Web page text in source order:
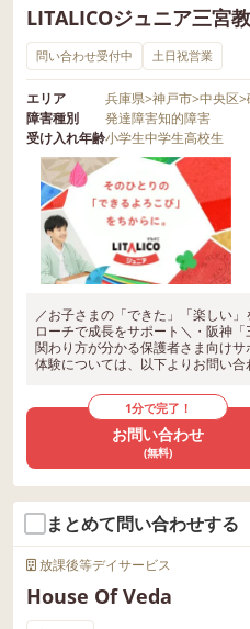
LITALICOジュニア三宮
問い合わせ受付中 土日祝営業
エリア 兵庫県>神戸市>中央区>
障害種別
発達障害知的障害
受け入れ年齢小学生中学生高校生
／お子さまの「できた」「楽しい
ローチで成長をサポート＼・阪神
関わり方が分かる保護者さま向け
体験については、以下よりお問い合
1分で完了！
お問い合わせ
(無料)
まとめて問い合わせする
放課後等デイサービス
House Of Veda